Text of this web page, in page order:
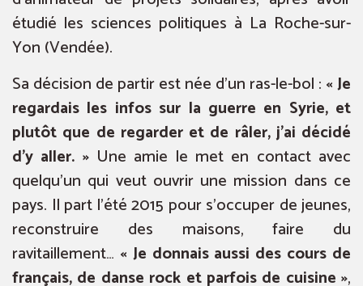
étudié les sciences politiques à La Roche-sur-
Yon (Vendée).
Sa décision de partir est née d’un ras-le-bol : « Je
regardais les infos sur la guerre en Syrie, et
plutôt que de regarder et de râler, j’ai décidé
d’y aller. »Une amie le met en contact avec
quelqu’un qui veut ouvrir une mission dans ce
pays. Il part l’été 2015 pour s’occuper de jeunes,
reconstruire des maisons, faire du
ravitaillement… « Je donnais aussi des cours de
français, de danse rock et parfois de cuisine »,